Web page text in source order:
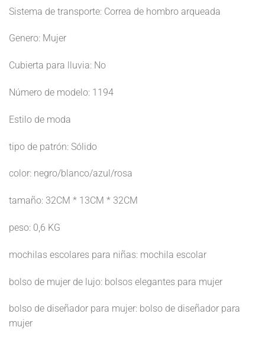
Sistema de transporte: Correa de hombro arqueada
Genero: Mujer
Cubierta para lluvia: No
Número de modelo: 1194
Estilo de moda
tipo de patrón: Sólido
color: negro/blanco/azul/rosa
tamaño: 32CM * 13CM * 32CM
peso: 0,6 KG
mochilas escolares para niñas: mochila escolar
bolso de mujer de lujo: bolsos elegantes para mujer
bolso de diseñador para mujer: bolso de diseñador para
mujer